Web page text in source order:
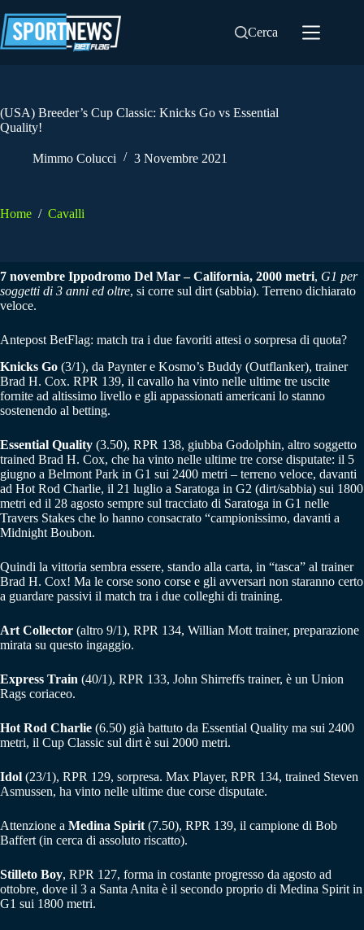
al
contenuto
Cerca
(USA) Breeder’s Cup Classic: Knicks Go vs Essential
Quality!
Mimmo Colucci 3 Novembre 2021
Home / Cavalli
7 novembre Ippodromo Del Mar – California, 2000 metri, G1 per
soggetti di 3 anni ed oltre, si corre sul dirt (sabbia). Terreno dichiarato
veloce.
Antepost BetFlag: match tra i due favoriti attesi o sorpresa di quota?
Knicks Go (3/1), da Paynter e Kosmo’s Buddy (Outflanker), trainer
Brad H. Cox. RPR 139, il cavallo ha vinto nelle ultime tre uscite
fornite ad altissimo livello e gli appassionati americani lo stanno
sostenendo al betting.
Essential Quality (3.50), RPR 138, giubba Godolphin, altro soggetto
trained Brad H. Cox, che ha vinto nelle ultime tre corse disputate: il 5
giugno a Belmont Park in G1 sui 2400 metri – terreno veloce, davanti
ad Hot Rod Charlie, il 21 luglio a Saratoga in G2 (dirt/sabbia) sui 1800
metri ed il 28 agosto sempre sul tracciato di Saratoga in G1 nelle
Travers Stakes che lo hanno consacrato “campionissimo, davanti a
Midnight Boubon.
Quindi la vittoria sembra essere, stando alla carta, in “tasca” al trainer
Brad H. Cox! Ma le corse sono corse e gli avversari non staranno certo
a guardare passivi il match tra i due colleghi di training.
Art Collector (altro 9/1), RPR 134, Willian Mott trainer, preparazione
mirata su questo ingaggio.
Express Train (40/1), RPR 133, John Shirreffs trainer, è un Union
Rags coriaceo.
Hot Rod Charlie (6.50) già battuto da Essential Quality ma sui 2400
metri, il Cup Classic sul dirt è sui 2000 metri.
Idol (23/1), RPR 129, sorpresa. Max Player, RPR 134, trained Steven
Asmussen, ha vinto nelle ultime due corse disputate.
Attenzione a Medina Spirit (7.50), RPR 139, il campione di Bob
Baffert (in cerca di assoluto riscatto).
Stilleto Boy, RPR 127, forma in costante progresso da agosto ad
ottobre, dove il 3 a Santa Anita è il secondo proprio di Medina Spirit in
G1 sui 1800 metri.